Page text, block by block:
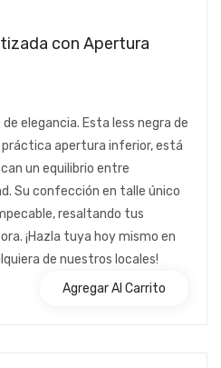
con Apertura
elegancia. Esta less negra de
apertura inferior, está
un equilibrio entre
Su confección en talle único
resaltando tus
¡Hazla tuya hoy mismo en
de nuestros locales!
Agregar Al Carrito